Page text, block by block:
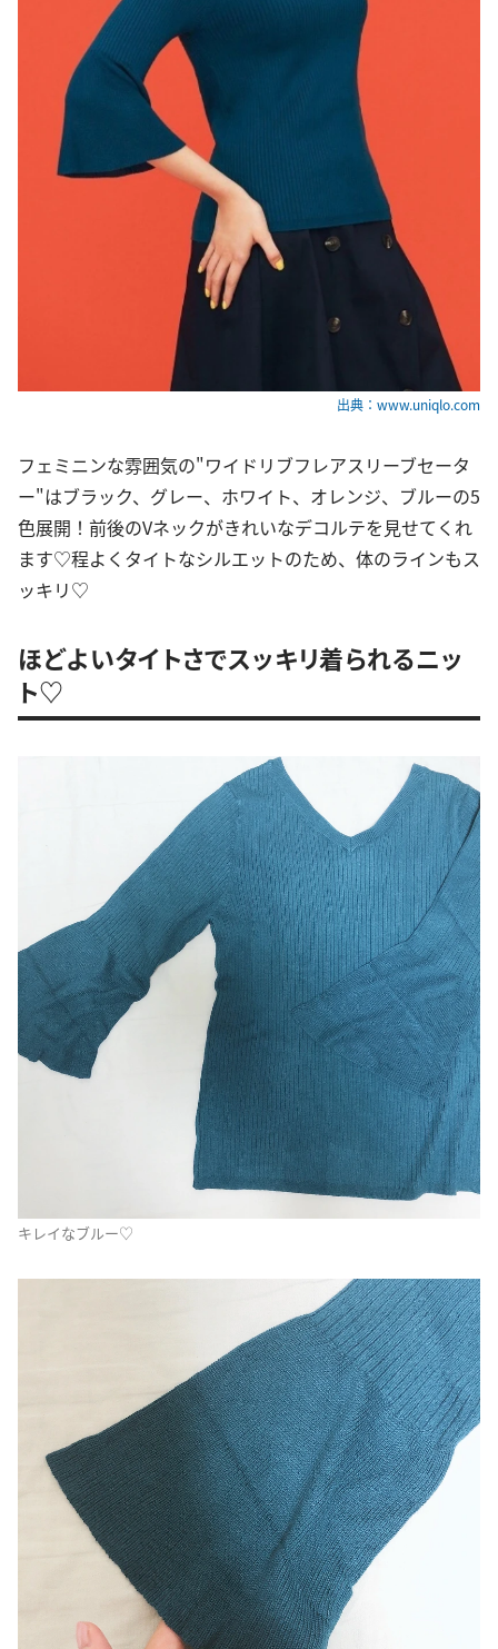
出典：www.uniqlo.com
フェミニンな雰囲気の"ワイドリブフレアスリーブセータ
ー"はブラック、グレー、ホワイト、オレンジ、ブルーの5
色展開！前後のVネックがきれいなデコルテを見せてくれ
ます♡程よくタイトなシルエットのため、体のラインもス
ッキリ♡
ほどよいタイトさでスッキリ着られるニッ
ト♡
キレイなブルー♡